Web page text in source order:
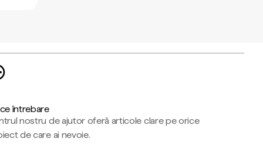
întrebare
nostru de ajutor oferă articole clare pe orice
de care ai nevoie.